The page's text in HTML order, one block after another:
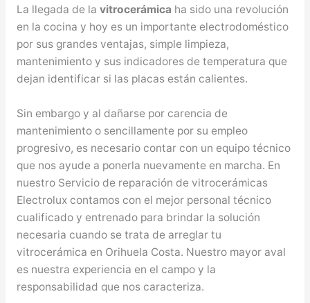
La llegada de la vitrocerámica ha sido una revolución
en la cocina y hoy es un importante electrodoméstico
por sus grandes ventajas, simple limpieza,
mantenimiento y sus indicadores de temperatura que
dejan identificar si las placas están calientes.
Sin embargo y al dañarse por carencia de
mantenimiento o sencillamente por su empleo
progresivo, es necesario contar con un equipo técnico
que nos ayude a ponerla nuevamente en marcha. En
nuestro Servicio de reparación de vitrocerámicas
Electrolux contamos con el mejor personal técnico
cualificado y entrenado para brindar la solución
necesaria cuando se trata de arreglar tu
vitrocerámica en Orihuela Costa. Nuestro mayor aval
es nuestra experiencia en el campo y la
responsabilidad que nos caracteriza.